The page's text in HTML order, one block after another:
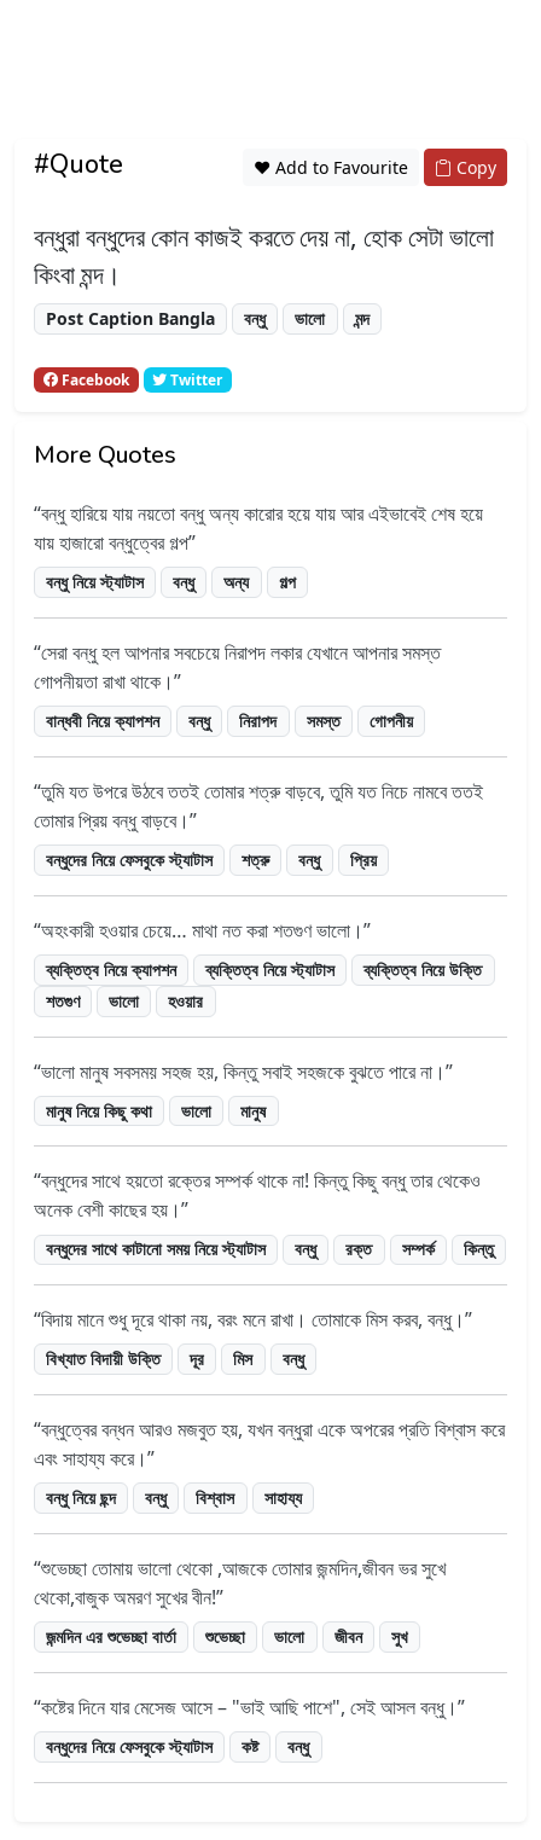
#Quote ❤️ Add to Favourite Copy
বন্ধুরা বন্ধুদের কোন কাজই করতে দেয় না, হোক সেটা ভালো
কিংবা মন্দ।
Post Caption Bangla বন্ধু ভালো মন্দ
Facebook Twitter
More Quotes
বন্ধু হারিয়ে যায় নয়তো বন্ধু অন্য কারোর হয়ে যায় আর এইভাবেই শেষ হয়ে
যায় হাজারো বন্ধুত্বের গল্প
বন্ধু নিয়ে স্ট্যাটাস বন্ধু অন্য গল্প
সেরা বন্ধু হল আপনার সবচেয়ে নিরাপদ লকার যেখানে আপনার সমস্ত
গোপনীয়তা রাখা থাকে।
বান্ধবী নিয়ে ক্যাপশন বন্ধু নিরাপদ সমস্ত গোপনীয়
তুমি যত উপরে উঠবে ততই তোমার শত্রু বাড়বে, তুমি যত নিচে নামবে ততই
তোমার প্রিয় বন্ধু বাড়বে।
বন্ধুদের নিয়ে ফেসবুকে স্ট্যাটাস শত্রু বন্ধু প্রিয়
অহংকারী হওয়ার চেয়ে… মাথা নত করা শতগুণ ভালো।
ব্যক্তিত্ব নিয়ে ক্যাপশন ব্যক্তিত্ব নিয়ে স্ট্যাটাস
ব্যক্তিত্ব নিয়ে উক্তি
শতগুণ
ভালো হওয়ার
ভালো মানুষ সবসময় সহজ হয়, কিন্তু সবাই সহজকে বুঝতে পারে না।
মানুষ নিয়ে কিছু কথা ভালো মানুষ
বন্ধুদের সাথে হয়তো রক্তের সম্পর্ক থাকে না! কিন্তু কিছু বন্ধু তার থেকেও
অনেক বেশী কাছের হয়।
বন্ধুদের সাথে কাটানো সময় নিয়ে স্ট্যাটাস বন্ধু রক্ত সম্পর্ক কিন্তু
বিদায় মানে শুধু দূরে থাকা নয়, বরং মনে রাখা। তোমাকে মিস করব, বন্ধু।
বিখ্যাত বিদায়ী উক্তি দূর মিস বন্ধু
বন্ধুত্বের বন্ধন আরও মজবুত হয়, যখন বন্ধুরা একে অপরের প্রতি বিশ্বাস করে
এবং সাহায্য করে।
বন্ধু নিয়ে ছন্দ বন্ধু বিশ্বাস সাহায্য
শুভেচ্ছা তোমায় ভালো থেকো ,আজকে তোমার জন্মদিন,জীবন ভর সুখে
থেকো,বাজুক অমরণ সুখের বীন!
জন্মদিন এর শুভেচ্ছা বার্তা শুভেচ্ছা ভালো জীবন সুখ
কষ্টের দিনে যার মেসেজ আসে – "ভাই আছি পাশে", সেই আসল বন্ধু।
বন্ধুদের নিয়ে ফেসবুকে স্ট্যাটাস কষ্ট বন্ধু